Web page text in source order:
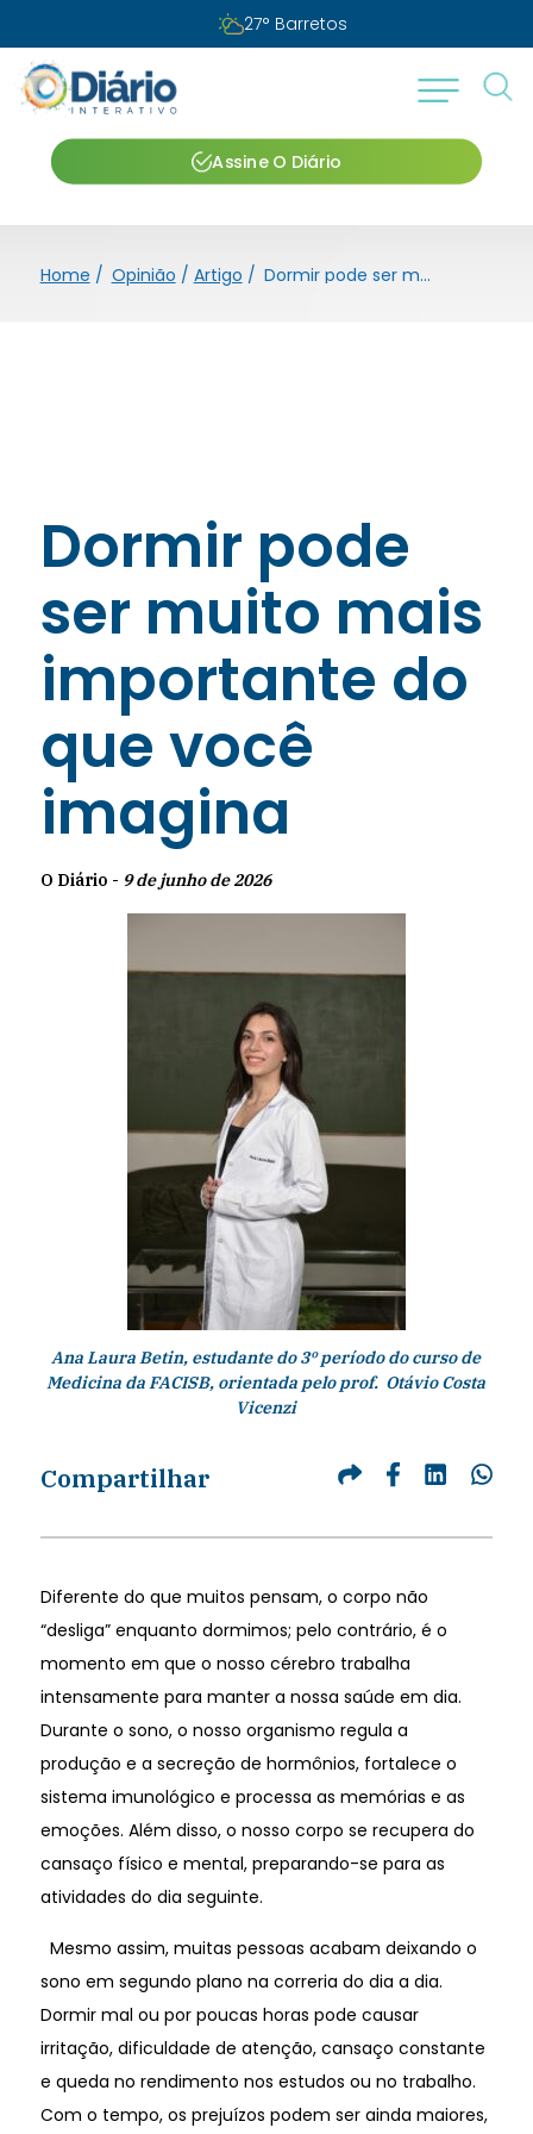
27° Barretos
Assine O Diário
Home / Opinião / Artigo / Dormir pode ser muito mais importante do que você imagina
Dormir pode
ser muito mais
importante do
que você
imagina
O Diário - 9 de junho de 2026
Ana Laura Betin, estudante do 3º período do curso de
Medicina da FACISB, orientada pelo prof. Otávio Costa
Vicenzi
Compartilhar
Diferente do que muitos pensam, o corpo não
“desliga” enquanto dormimos; pelo contrário, é o
momento em que o nosso cérebro trabalha
intensamente para manter a nossa saúde em dia.
Durante o sono, o nosso organismo regula a
produção e a secreção de hormônios, fortalece o
sistema imunológico e processa as memórias e as
emoções. Além disso, o nosso corpo se recupera do
cansaço físico e mental, preparando-se para as
atividades do dia seguinte.
Mesmo assim, muitas pessoas acabam deixando o
sono em segundo plano na correria do dia a dia.
Dormir mal ou por poucas horas pode causar
irritação, dificuldade de atenção, cansaço constante
e queda no rendimento nos estudos ou no trabalho.
Com o tempo, os prejuízos podem ser ainda maiores,